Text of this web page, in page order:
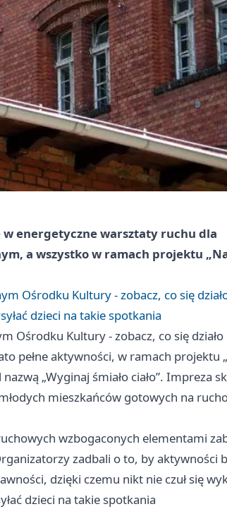
w energetyczne warsztaty ruchu dla
a wszystko w ramach projektu
Ośrodku Kultury - zobacz, co się
dzieci na takie spotkania
Ośrodku Kultury - zobacz, co się działo
pełne aktywności, w ramach projektu
„Wyginaj śmiało ciało”. Impreza
mieszkańców gotowych na
wzbogaconych elementami
zadbali o to, by aktywności
dzięki czemu nikt nie czuł się
dzieci na takie spotkania